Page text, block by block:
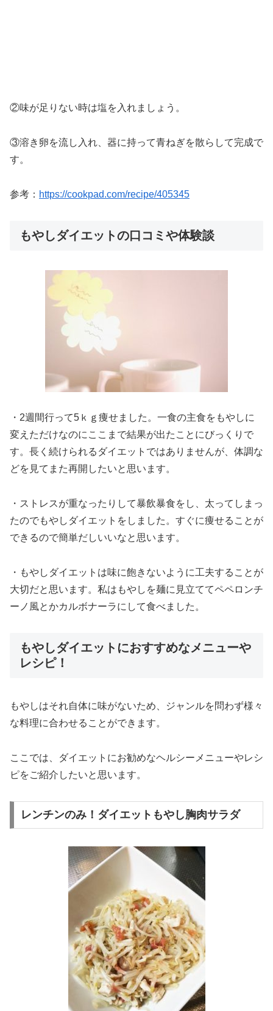
②味が足りない時は塩を入れましょう。
③溶き卵を流し入れ、器に持って青ねぎを散らして完成で
す。
参考： https://cookpad.com/recipe/405345
もやしダイエットの口コミや体験談
・2週間行って5ｋｇ痩せました。一食の主食をもやしに
変えただけなのにここまで結果が出たことにびっくりで
す。長く続けられるダイエットではありませんが、体調な
どを見てまた再開したいと思います。
・ストレスが重なったりして暴飲暴食をし、太ってしまっ
たのでもやしダイエットをしました。すぐに痩せることが
できるので簡単だしいいなと思います。
・もやしダイエットは味に飽きないように工夫することが
大切だと思います。私はもやしを麺に見立ててペペロンチ
ーノ風とかカルボナーラにして食べました。
もやしダイエットにおすすめなメニューや
レシピ！
もやしはそれ自体に味がないため、ジャンルを問わず様々
な料理に合わせることができます。
ここでは、ダイエットにお勧めなヘルシーメニューやレシ
ピをご紹介したいと思います。
レンチンのみ！ダイエットもやし胸肉サラダ